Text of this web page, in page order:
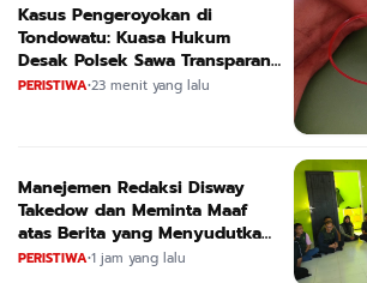
Kasus Pengeroyokan di
Tondowatu: Kuasa Hukum
Desak Polsek Sawa Transparan
dan Segera Tetapkan Tersangka
PERISTIWA•23 menit yang lalu
Manejemen Redaksi Disway
Takedow dan Meminta Maaf
atas Berita yang Menyudutkan
APL
PERISTIWA•1 jam yang lalu